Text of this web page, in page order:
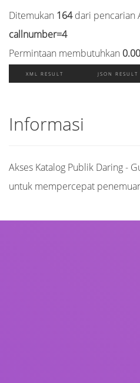
Ditemukan 164dari pencarian
callnumber=4
Permintaan membutuhkan
XML RESULT JSON RESULT
Informasi
Akses Katalog Publik Daring -
untuk mempercepat